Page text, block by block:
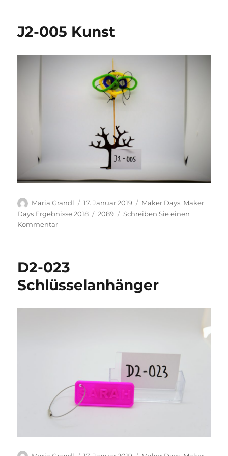
J2-005 Kunst
Autor
Maria Grandl
Veröffentlicht
am
17. Januar 2019 Kategorien
Maker Days, Maker
Days Ergebnisse 2018
Schlagwörter
2089
Schreiben Sie einen
Kommentarzu
D2-023
Schlüsselanhänger